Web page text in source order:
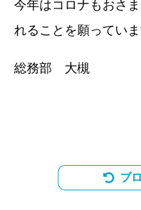
今年はコロナもおさ
れることを願っていま
総務部 大槻
ブ